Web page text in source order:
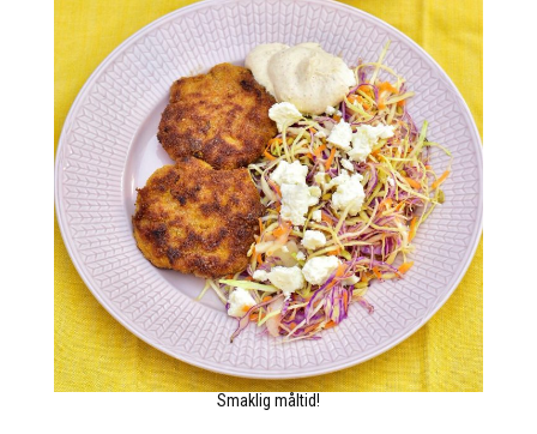
Smaklig måltid!